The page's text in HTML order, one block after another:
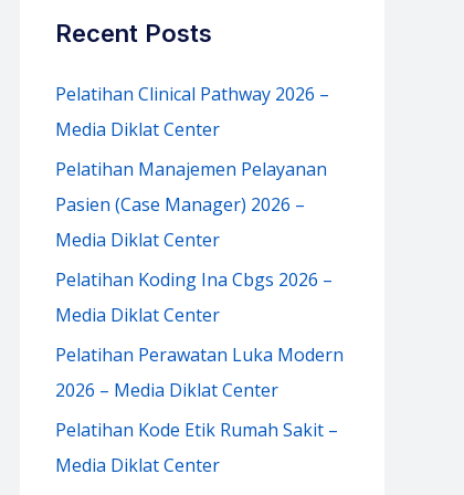
h
f
o
Recent Posts
Pelatihan Clinical Pathway 2026 –
Media Diklat Center
Pelatihan Manajemen Pelayanan
Pasien (Case Manager) 2026 –
Media Diklat Center
Pelatihan Koding Ina Cbgs 2026 –
Media Diklat Center
Pelatihan Perawatan Luka Modern
2026 – Media Diklat Center
Pelatihan Kode Etik Rumah Sakit –
Media Diklat Center